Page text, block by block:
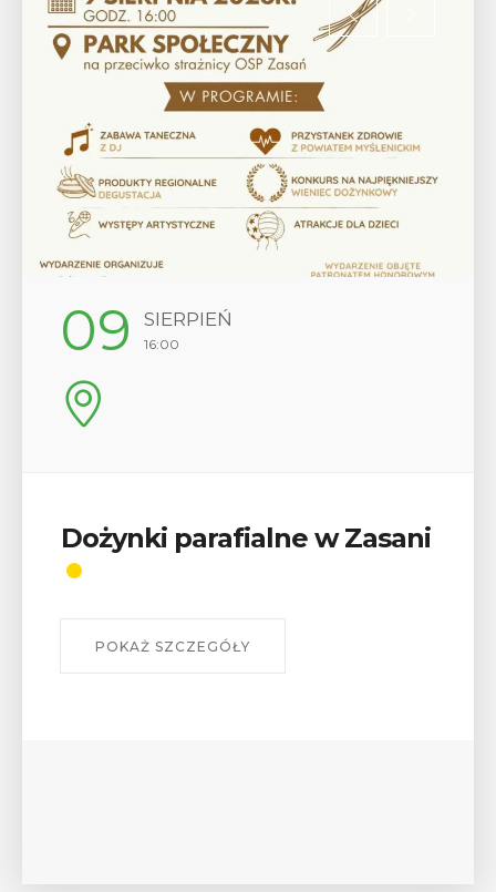
12 SIERPIEŃ
17:00
Wykład „Jak zdobyć
odznaki na myślenickich
W środę 12 sierpnia o godz. 17 w Miejskiej